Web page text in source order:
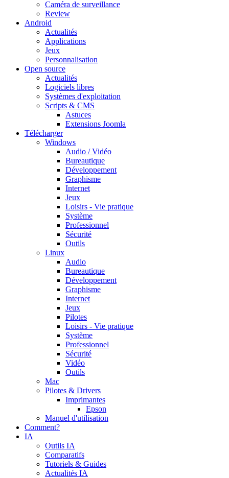
Caméra de surveillance
Review
Android
Actualités
Applications
Jeux
Personnalisation
Open source
Actualités
Logiciels libres
Systèmes d'exploitation
Scripts & CMS
Astuces
Extensions Joomla
Télécharger
Windows
Audio / Vidéo
Bureautique
Développement
Graphisme
Internet
Jeux
Loisirs - Vie pratique
Système
Professionnel
Sécurité
Outils
Linux
Audio
Bureautique
Développement
Graphisme
Internet
Jeux
Pilotes
Loisirs - Vie pratique
Système
Professionnel
Sécurité
Vidéo
Outils
Mac
Pilotes & Drivers
Imprimantes
Epson
Manuel d'utilisation
Comment?
IA
Outils IA
Comparatifs
Tutoriels & Guides
Actualités IA